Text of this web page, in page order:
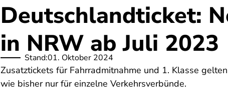
Deutschlandticket:
in NRW ab Juli 2023
Stand:01. Oktober 2024
Zusatztickets für Fahrradmitnahme und 1. Klasse
wie bisher nur für einzelne Verkehrsverbünde.